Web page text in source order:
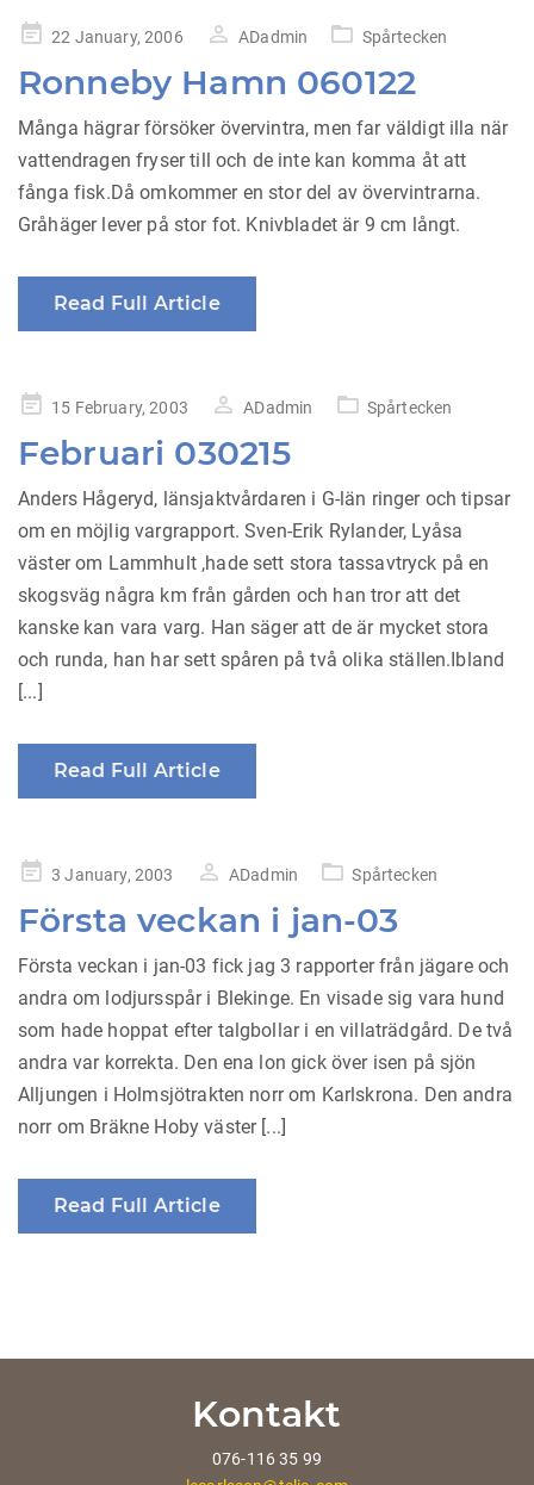
Posted22 January, 2006 ADadmin Spårtecken
Ronneby Hamn 060122
Många hägrar försöker övervintra, men far väldigt illa när
vattendragen fryser till och de inte kan komma åt att
fånga fisk.Då omkommer en stor del av övervintrarna.
Gråhäger lever på stor fot. Knivbladet är 9 cm långt.
Read Full Article
Posted15 February, 2003 ADadmin Spårtecken
Februari 030215
Anders Hågeryd, länsjaktvårdaren i G-län ringer och tipsar
om en möjlig vargrapport. Sven-Erik Rylander, Lyåsa
väster om Lammhult ,hade sett stora tassavtryck på en
skogsväg några km från gården och han tror att det
kanske kan vara varg. Han säger att de är mycket stora
och runda, han har sett spåren på två olika ställen.Ibland
[...]
Read Full Article
Posted3 January, 2003 ADadmin Spårtecken
Första veckan i jan-03
Första veckan i jan-03 fick jag 3 rapporter från jägare och
andra om lodjursspår i Blekinge. En visade sig vara hund
som hade hoppat efter talgbollar i en villaträdgård. De två
andra var korrekta. Den ena lon gick över isen på sjön
Alljungen i Holmsjötrakten norr om Karlskrona. Den andra
norr om Bräkne Hoby väster [...]
Read Full Article
Kontakt
076-116 35 99